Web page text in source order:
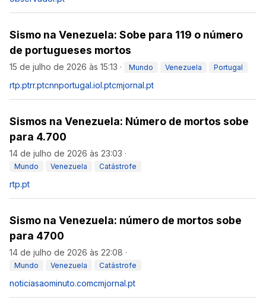
Sismo na Venezuela: Sobe para 119 o número
de portugueses mortos
15 de julho de 2026 às 15:13 · Mundo Venezuela Portugal
rtp.ptrr.ptcnnportugal.iol.ptcmjornal.pt
Sismos na Venezuela: Número de mortos sobe
para 4.700
14 de julho de 2026 às 23:03 ·
Mundo Venezuela Catástrofe
rtp.pt
Sismo na Venezuela: número de mortos sobe
para 4700
14 de julho de 2026 às 22:08 ·
Mundo Venezuela Catástrofe
noticiasaominuto.comcmjornal.pt